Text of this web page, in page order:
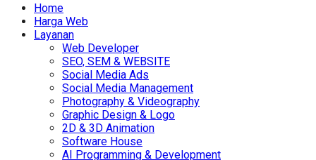
Home
Harga Web
Layanan
Web Developer
SEO, SEM & WEBSITE
Social Media Ads
Social Media Management
Photography & Videography
Graphic Design & Logo
2D & 3D Animation
Software House
AI Programming & Development